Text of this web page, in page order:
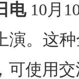
电10月
演。这
可使用